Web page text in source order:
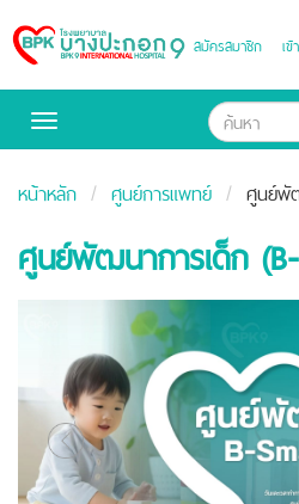
Bangpakok
Hospital
สมัครสมาชิก เ
Toggle
หน้าหลัก ศูนย์การแพทย์ ศูนย์พั
ศูนย์พัฒนาการเด็ก